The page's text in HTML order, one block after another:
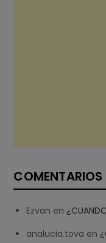
COMENTARIOS
Ezvan en
analucia.tova en